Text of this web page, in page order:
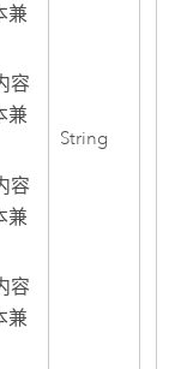
兼
容
兼
容
兼
容
兼
String